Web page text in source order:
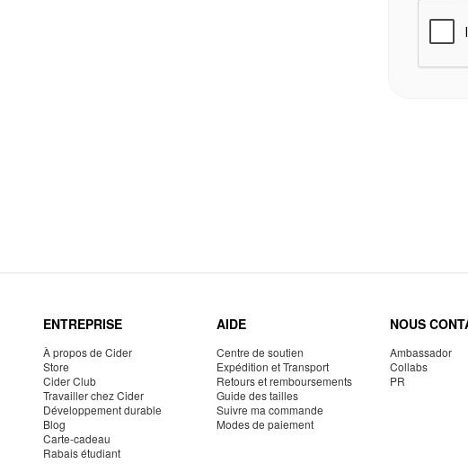
ENTREPRISE
À propos de Cider
Store
Cider Club
Travailler chez Cider
Développement durable
Blog
Carte-cadeau
Rabais étudiant
AIDE
Centre de soutien
Expédition et Transport
Retours et remboursements
Guide des tailles
Suivre ma commande
Modes de paiement
NOUS
Ambassador
Collabs
PR